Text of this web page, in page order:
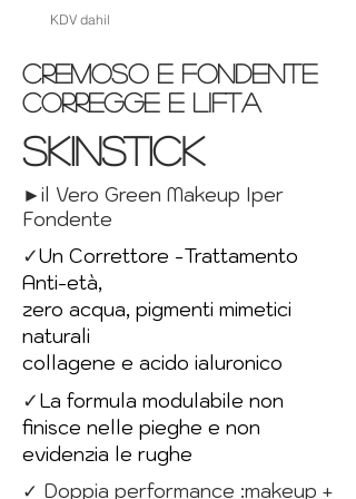
KDV dahil
CREMOSO E FONDENTE
CORREGGE E LIFTA
SKINSTICK
►il Vero Green Makeup Iper
Fondente
✓Un Correttore -Trattamento
Anti-età,
zero acqua, pigmenti mimetici
naturali
collagene e acido ialuronico
✓La formula modulabile non
finisce nelle pieghe e non
evidenzia le rughe
✓ Doppia performance :makeup +